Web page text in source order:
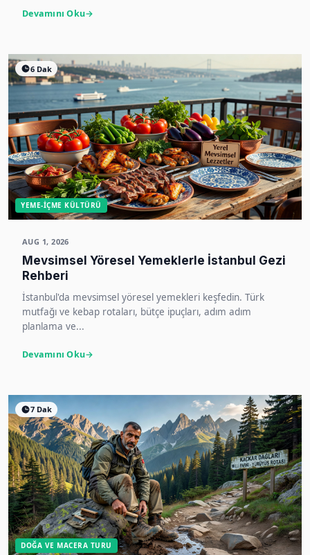
Devamını Oku
6 Dak
YEME-İÇME KÜLTÜRÜ
AUG 1, 2026
Mevsimsel Yöresel Yemeklerle İstanbul Gezi
Rehberi
İstanbul'da mevsimsel yöresel yemekleri keşfedin. Türk
mutfağı ve kebap rotaları, bütçe ipuçları, adım adım
planlama ve...
Devamını Oku
7 Dak
DOĞA VE MACERA TURU